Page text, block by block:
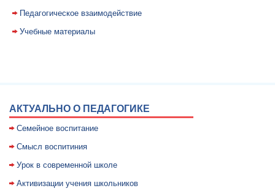
Педагогическое взаимодействие
Учебные материалы
АКТУАЛЬНО О ПЕДАГОГИКЕ
Семейное воспитание
Смысл воспитиния
Уpок в совpеменной школе
Активизации учения школьников